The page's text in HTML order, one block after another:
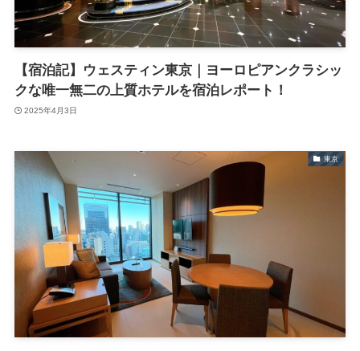
【宿泊記】ウェスティン東京｜ヨーロピアンクラシッ
クな唯一無二の上質ホテルを宿泊レポート！
2025年4月3日
東京